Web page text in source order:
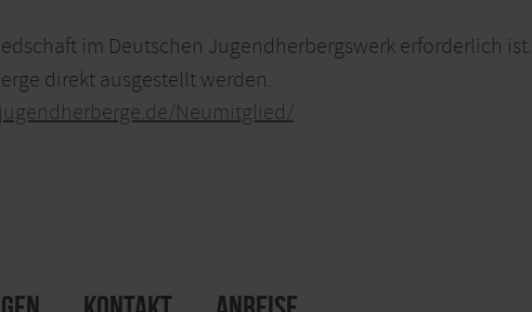
im Deutschen Jugendherbergswerk erforderlich ist.
direkt ausgestellt werden.
Neumitglied/